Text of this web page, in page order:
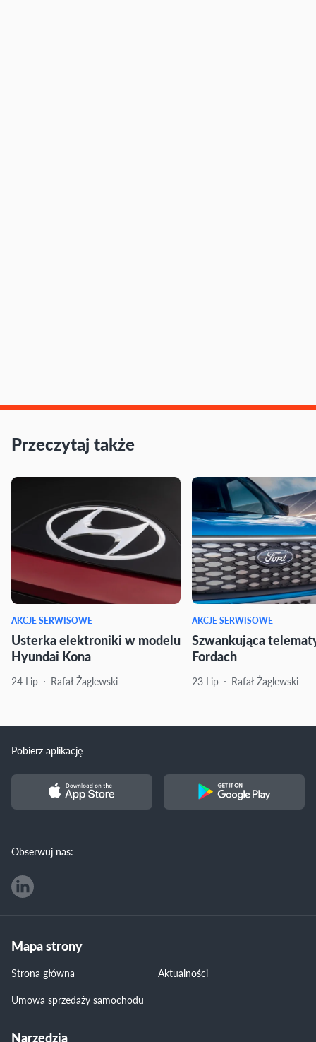
Przeczytaj także
AKCJE SERWISOWE
Usterka elektroniki w modelu
Hyundai Kona
24 Lip Rafał Żaglewski
AKCJE SERWISOWE
Szwankująca
Fordach
23 Lip Rafał Żaglewski
Pobierz aplikację
Obserwuj nas:
Mapa strony
Strona główna
Aktualności
Umowa sprzedaży samochodu
Narzędzia